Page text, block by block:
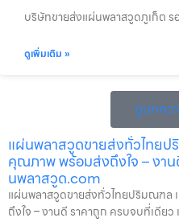
บริษัทขายส่งแผ่นพลาสวูดภูเก็ต ร
ดูเพิ่มเติม »
ดูบทคว
แผ่นพลาสวูดขายส่งทั่วไทย
คุณภาพ พร้อมส่งถึงใจ – งา
นพลาสวูด.com
แผ่นพลาสวูดขายส่งทั่วไทยปริมณฑล
ถึงใจ – งานดี ราคาถูก ครบจบที่เดี